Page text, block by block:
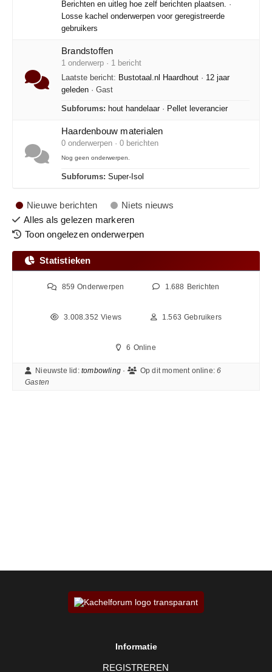
Berichten en uitleg hoe zelf berichten plaatsen. ·
Losse kachel onderwerpen voor geregistreerde
gebruikers
Brandstoffen
1 onderwerp · 1 bericht
Laatste bericht: Bustotaal.nl Haardhout · 12 jaar
geleden · Gast
Subforums: hout handelaar· Pellet leverancier
Haardenbouw materialen
0 onderwerpen · 0 berichten
Nog geen onderwerpen.
Subforums: Super-Isol
Nieuwe berichten
Niets nieuws
Alles als gelezen markeren
Toon ongelezen onderwerpen
Statistieken
859 Onderwerpen 1.688 Berichten
3.008.352 Views 1.563 Gebruikers
6 Online
Nieuwste lid:tombowling · Op dit moment online:6
Gasten
Informatie
REGISTREREN